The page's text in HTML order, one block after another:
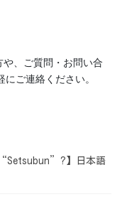
、ご質問・お問い合
ご連絡ください。
】日本語